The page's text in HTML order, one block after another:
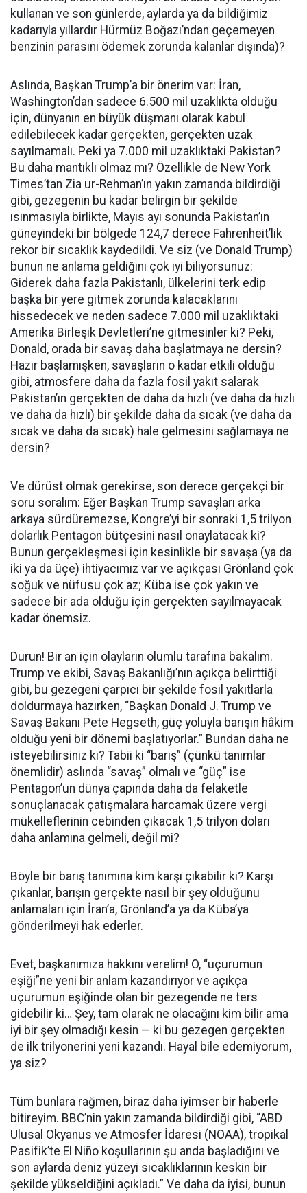
kullanan ve son günlerde, aylarda ya da bildiğimiz
kadarıyla yıllardır Hürmüz Boğazı’ndan geçemeyen
benzinin parasını ödemek zorunda kalanlar dışında)?
Aslında, Başkan Trump’a bir önerim var: İran,
Washington’dan sadece 6.500 mil uzaklıkta olduğu
için, dünyanın en büyük düşmanı olarak kabul
edilebilecek kadar gerçekten, gerçekten uzak
sayılmamalı. Peki ya 7.000 mil uzaklıktaki Pakistan?
Bu daha mantıklı olmaz mı? Özellikle de New York
Times’tan Zia ur-Rehman’ın yakın zamanda bildirdiği
gibi, gezegenin bu kadar belirgin bir şekilde
ısınmasıyla birlikte, Mayıs ayı sonunda Pakistan’ın
güneyindeki bir bölgede 124,7 derece Fahrenheit’lik
rekor bir sıcaklık kaydedildi. Ve siz (ve Donald Trump)
bunun ne anlama geldiğini çok iyi biliyorsunuz:
Giderek daha fazla Pakistanlı, ülkelerini terk edip
başka bir yere gitmek zorunda kalacaklarını
hissedecek ve neden sadece 7.000 mil uzaklıktaki
Amerika Birleşik Devletleri’ne gitmesinler ki? Peki,
Donald, orada bir savaş daha başlatmaya ne dersin?
Hazır başlamışken, savaşların o kadar etkili olduğu
gibi, atmosfere daha da fazla fosil yakıt salarak
Pakistan’ın gerçekten de daha da hızlı (ve daha da hızlı
ve daha da hızlı) bir şekilde daha da sıcak (ve daha da
sıcak ve daha da sıcak) hale gelmesini sağlamaya ne
dersin?
Ve dürüst olmak gerekirse, son derece gerçekçi bir
soru soralım: Eğer Başkan Trump savaşları arka
arkaya sürdüremezse, Kongre’yi bir sonraki 1,5 trilyon
dolarlık Pentagon bütçesini nasıl onaylatacak ki?
Bunun gerçekleşmesi için kesinlikle bir savaşa (ya da
iki ya da üçe) ihtiyacımız var ve açıkçası Grönland çok
soğuk ve nüfusu çok az; Küba ise çok yakın ve
sadece bir ada olduğu için gerçekten sayılmayacak
kadar önemsiz.
Durun! Bir an için olayların olumlu tarafına bakalım.
Trump ve ekibi, Savaş Bakanlığı’nın açıkça belirttiği
gibi, bu gezegeni çarpıcı bir şekilde fosil yakıtlarla
doldurmaya hazırken, “Başkan Donald J. Trump ve
Savaş Bakanı Pete Hegseth, güç yoluyla barışın hâkim
olduğu yeni bir dönemi başlatıyorlar.” Bundan daha ne
isteyebilirsiniz ki? Tabii ki “barış” (çünkü tanımlar
önemlidir) aslında “savaş” olmalı ve “güç” ise
Pentagon’un dünya çapında daha da felaketle
sonuçlanacak çatışmalara harcamak üzere vergi
mükelleflerinin cebinden çıkacak 1,5 trilyon doları
daha anlamına gelmeli, değil mi?
Böyle bir barış tanımına kim karşı çıkabilir ki? Karşı
çıkanlar, barışın gerçekte nasıl bir şey olduğunu
anlamaları için İran’a, Grönland’a ya da Küba’ya
gönderilmeyi hak ederler.
Evet, başkanımıza hakkını verelim! O, “uçurumun
eşiği”ne yeni bir anlam kazandırıyor ve açıkça
uçurumun eşiğinde olan bir gezegende ne ters
gidebilir ki… Şey, tam olarak ne olacağını kim bilir ama
iyi bir şey olmadığı kesin — ki bu gezegen gerçekten
de ilk trilyonerini yeni kazandı. Hayal bile edemiyorum,
ya siz?
Tüm bunlara rağmen, biraz daha iyimser bir haberle
bitireyim. BBC’nin yakın zamanda bildirdiği gibi, “ABD
Ulusal Okyanus ve Atmosfer İdaresi (NOAA), tropikal
Pasifik’te El Niño koşullarının şu anda başladığını ve
son aylarda deniz yüzeyi sıcaklıklarının keskin bir
şekilde yükseldiğini açıkladı.” Ve daha da iyisi, bunun